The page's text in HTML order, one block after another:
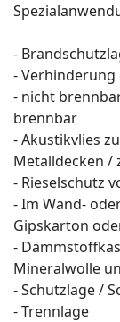
-
-
- nicht
brennbar
- Akustikvlies
Metalldecken /
- Rieselschutz
- Im Wand-
Gipskarton
-
Mineralwolle
- Schutzlage /
- Trennlage